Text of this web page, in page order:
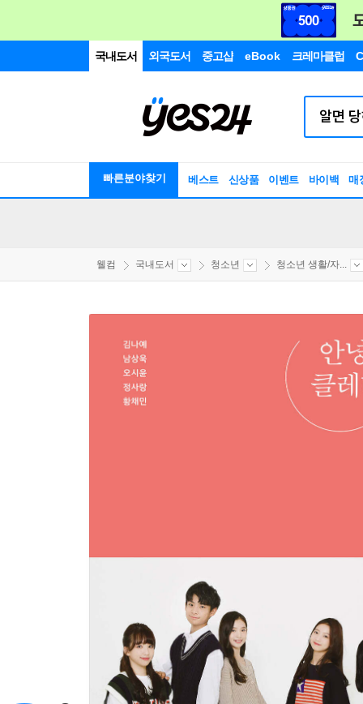
국내도서 외국도서 중고샵 eBook 크레마클럽
빠른분야찾기 베스트 신상품 이벤트 바이백 매
웰컴 국내도서 청소년 청소년 생활/자...